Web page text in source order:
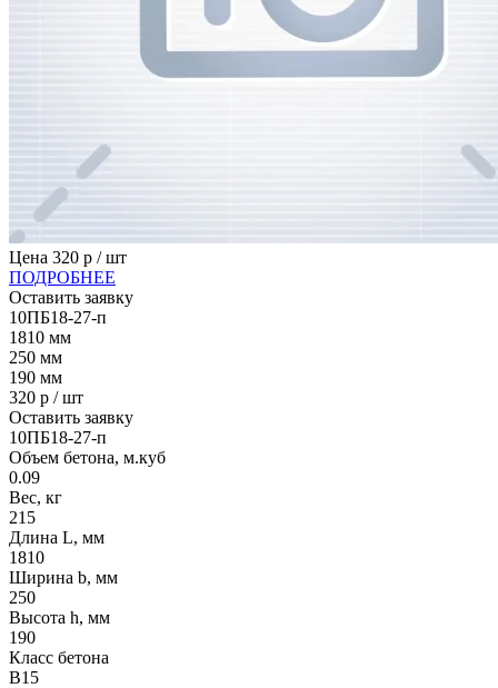
Цена 320 р / шт
ПОДРОБНЕЕ
Оставить заявку
10ПБ18-27-п
1810 мм
250 мм
190 мм
320 р / шт
Оставить заявку
10ПБ18-27-п
Объем бетона, м.куб
0.09
Вес, кг
215
Длина L, мм
1810
Ширина b, мм
250
Высота h, мм
190
Класс бетона
В15